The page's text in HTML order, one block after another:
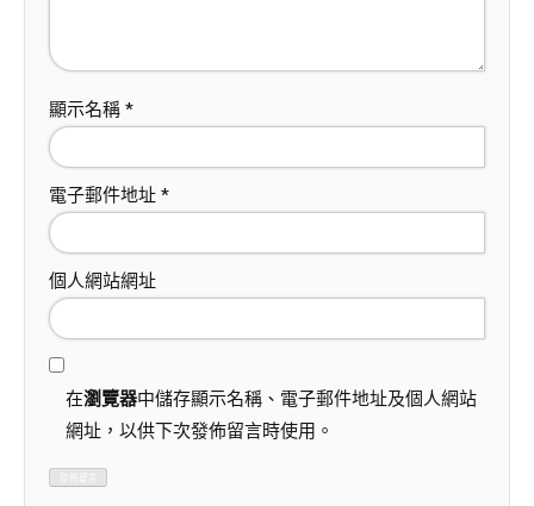
顯示名稱 *
電子郵件地址 *
個人網站網址
在瀏覽器中儲存顯示名稱、電子郵件地址及個人網站
網址，以供下次發佈留言時使用。